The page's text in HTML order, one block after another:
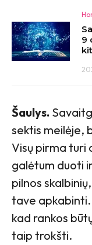
9
Šaulys.
sektis meilėje,
Visų pirma turi
galėtum duoti
pilnos
tave apkabinti.
kad rankos
taip trokšti.